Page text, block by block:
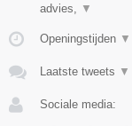
advies, ▼
Openingstijden ▼
Laatste tweets ▼
Sociale media: